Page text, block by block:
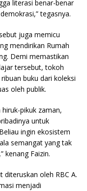
literasi benar-benar
tegasnya.
juga memicu
mendirikan Rumah
Demi memastikan
tersebut, tokoh
buku dari koleksi
oleh publik.
pikuk zaman,
untuk
ingin ekosistem
semangat yang tak
kenang Faizin.
oleh RBC A.
menjadi